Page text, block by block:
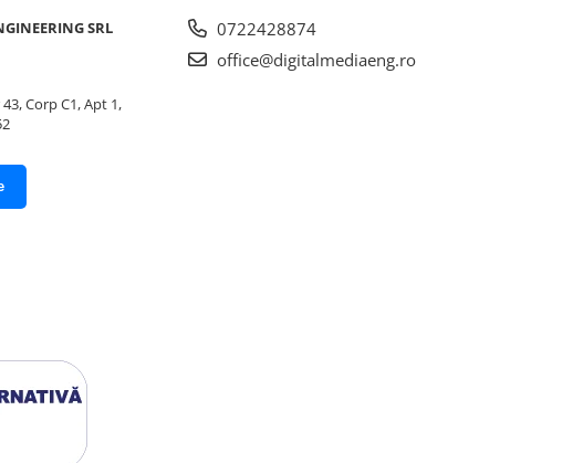
SRL
Corp C1, Apt 1,
0722428874
office@digitalmediaeng.ro